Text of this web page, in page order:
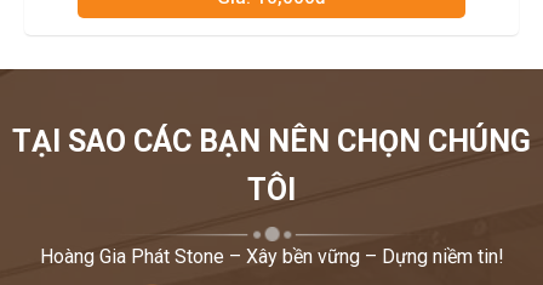
TẠI SAO CÁC BẠN NÊN CHỌN CHÚNG
TÔI
Hoàng Gia Phát Stone – Xây bền vững – Dựng niềm tin!